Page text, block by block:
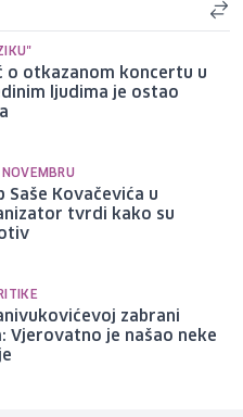
o otkazanom koncertu u
ljudima je ostao
Saše Kovačevića u
tvrdi kako su
zabrani
Vjerovatno je našao neke